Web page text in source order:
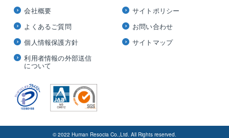
会社概要
よくあるご質問
個人情報保護方針
利用者情報の外部送信
について
サイトポリシー
お問い合わせ
サイトマップ
© 2022 Human Resocia Co.,Ltd. All Rights reserved.